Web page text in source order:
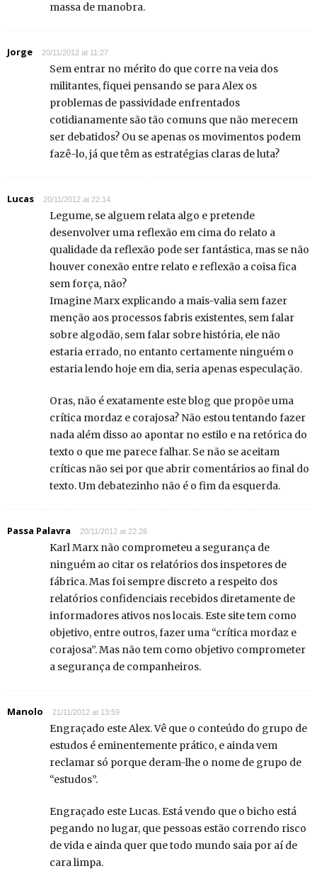
massa de manobra.
Jorge 20/11/2012 at 11:27
Sem entrar no mérito do que corre na veia dos
militantes, fiquei pensando se para Alex os
problemas de passividade enfrentados
cotidianamente são tão comuns que não merecem
ser debatidos? Ou se apenas os movimentos podem
fazê-lo, já que têm as estratégias claras de luta?
Lucas 20/11/2012 at 22:14
Legume, se alguem relata algo e pretende
desenvolver uma reflexão em cima do relato a
qualidade da reflexão pode ser fantástica, mas se não
houver conexão entre relato e reflexão a coisa fica
sem força, não?
Imagine Marx explicando a mais-valia sem fazer
menção aos processos fabris existentes, sem falar
sobre algodão, sem falar sobre história, ele não
estaria errado, no entanto certamente ninguém o
estaria lendo hoje em dia, seria apenas especulação.
Oras, não é exatamente este blog que propõe uma
crítica mordaz e corajosa? Não estou tentando fazer
nada além disso ao apontar no estilo e na retórica do
texto o que me parece falhar. Se não se aceitam
críticas não sei por que abrir comentários ao final do
texto. Um debatezinho não é o fim da esquerda.
Passa Palavra 20/11/2012 at 22:26
Karl Marx não comprometeu a segurança de
ninguém ao citar os relatórios dos inspetores de
fábrica. Mas foi sempre discreto a respeito dos
relatórios confidenciais recebidos diretamente de
informadores ativos nos locais. Este site tem como
objetivo, entre outros, fazer uma “crítica mordaz e
corajosa”. Mas não tem como objetivo comprometer
a segurança de companheiros.
Manolo 21/11/2012 at 13:59
Engraçado este Alex. Vê que o conteúdo do grupo de
estudos é eminentemente prático, e ainda vem
reclamar só porque deram-lhe o nome de grupo de
“estudos”.
Engraçado este Lucas. Está vendo que o bicho está
pegando no lugar, que pessoas estão correndo risco
de vida e ainda quer que todo mundo saia por aí de
cara limpa.